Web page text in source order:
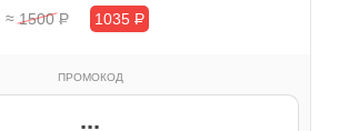
≈ 1500Р 1035 Р
ПРОМОКОД
...